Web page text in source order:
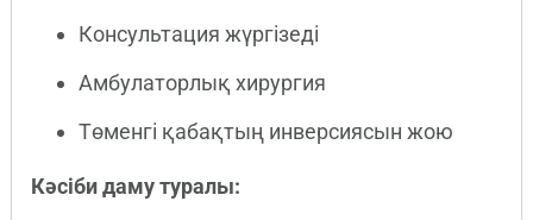
Консультация жүргізеді
Амбулаторлық хирургия
Төменгі қабақтың инверсиясын жою
Кәсіби даму туралы: